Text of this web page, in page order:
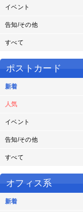
イベント
告知/その他
すべて
ポストカード
新着
人気
イベント
告知/その他
すべて
オフィス系
新着